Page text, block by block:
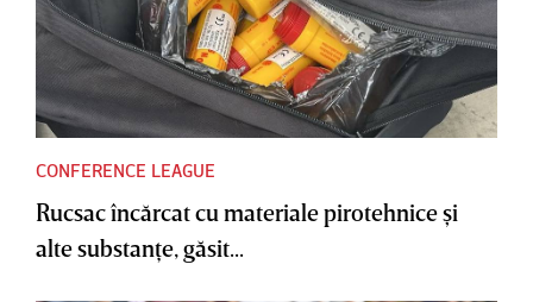
CONFERENCE LEAGUE
Rucsac încărcat cu materiale pirotehnice şi
alte substanţe, găsit...